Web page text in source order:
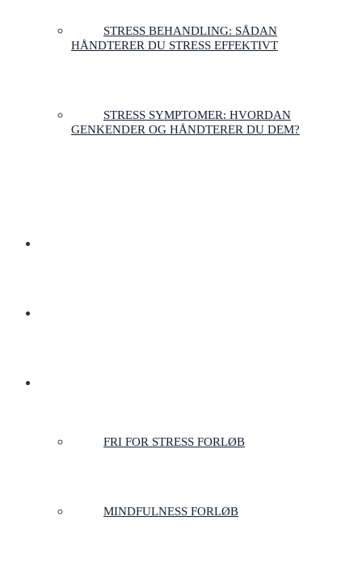
STRESS BEHANDLING: SÅDAN
HÅNDTERER DU STRESS EFFEKTIVT
STRESS SYMPTOMER: HVORDAN
GENKENDER OG HÅNDTERER DU DEM?
FRI FOR STRESS FORLØB
MINDFULNESS FORLØB